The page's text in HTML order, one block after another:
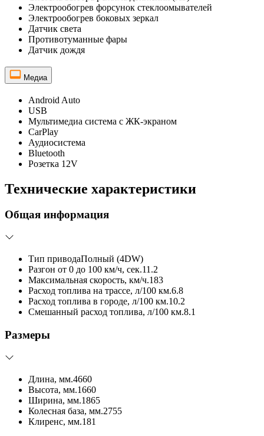
Электрообогрев форсунок стеклоомывателей
Электрообогрев боковых зеркал
Датчик света
Противотуманные фары
Датчик дождя
Медиа
Android Auto
USB
Мультимедиа система с ЖК-экраном
CarPlay
Аудиосистема
Bluetooth
Розетка 12V
Технические характеристики
Общая информация
Тип приводаПолный (4DW)
Разгон от 0 до 100 км/ч, сек.11.2
Максимальная скорость, км/ч.183
Расход топлива на трассе, л/100 км.6.8
Расход топлива в городе, л/100 км.10.2
Смешанный расход топлива, л/100 км.8.1
Размеры
Длина, мм.4660
Высота, мм.1660
Ширина, мм.1865
Колесная база, мм.2755
Клиренс, мм.181